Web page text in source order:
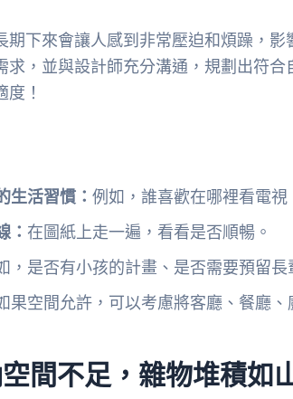
期下來會讓人感到非常壓迫和煩躁，
求，並與設計師充分溝通，規劃出符
！
生活習慣： 例如，誰喜歡在哪裡看電視
： 在圖紙上走一遍，看看是否順暢。
，是否有小孩的計畫、是否需要預留長
果空間允許，可以考慮將客廳、餐廳
間不足，雜物堆積如